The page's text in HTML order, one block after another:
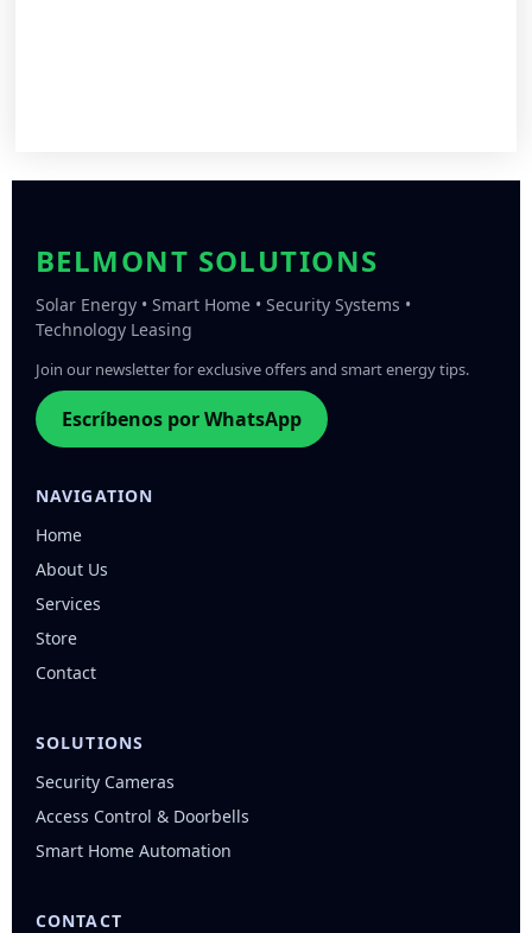
BELMONT SOLUTIONS
Solar Energy • Smart Home • Security Systems •
Technology Leasing
Join our newsletter for exclusive offers and smart energy tips.
Escríbenos por WhatsApp
NAVIGATION
Home
About Us
Services
Store
Contact
SOLUTIONS
Security Cameras
Access Control & Doorbells
Smart Home Automation
CONTACT